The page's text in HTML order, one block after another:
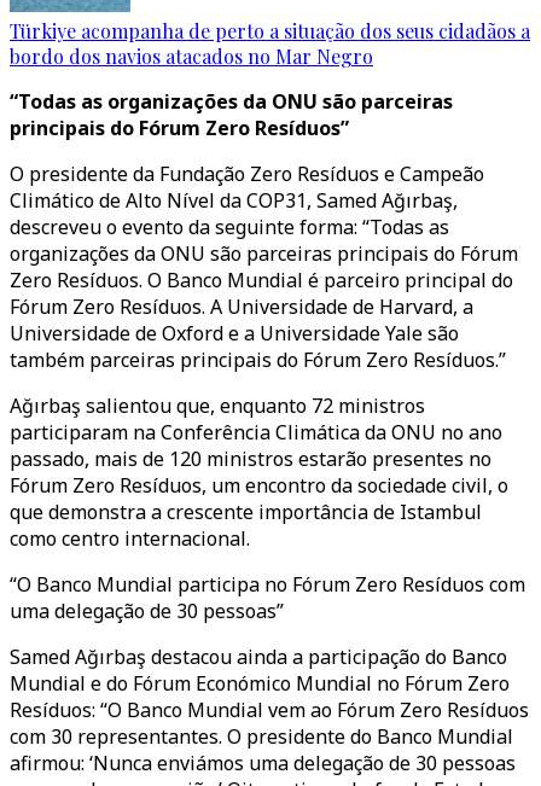
Türkiye acompanha de perto a situação dos seus cidadãos a
bordo dos navios atacados no Mar Negro
“Todas as organizações da ONU são parceiras
principais do Fórum Zero Resíduos”
O presidente da Fundação Zero Resíduos e Campeão
Climático de Alto Nível da COP31, Samed Ağırbaş,
descreveu o evento da seguinte forma: “Todas as
organizações da ONU são parceiras principais do Fórum
Zero Resíduos. O Banco Mundial é parceiro principal do
Fórum Zero Resíduos. A Universidade de Harvard, a
Universidade de Oxford e a Universidade Yale são
também parceiras principais do Fórum Zero Resíduos.”
Ağırbaş salientou que, enquanto 72 ministros
participaram na Conferência Climática da ONU no ano
passado, mais de 120 ministros estarão presentes no
Fórum Zero Resíduos, um encontro da sociedade civil, o
que demonstra a crescente importância de Istambul
como centro internacional.
“O Banco Mundial participa no Fórum Zero Resíduos com
uma delegação de 30 pessoas”
Samed Ağırbaş destacou ainda a participação do Banco
Mundial e do Fórum Económico Mundial no Fórum Zero
Resíduos: “O Banco Mundial vem ao Fórum Zero Resíduos
com 30 representantes. O presidente do Banco Mundial
afirmou: ‘Nunca enviámos uma delegação de 30 pessoas